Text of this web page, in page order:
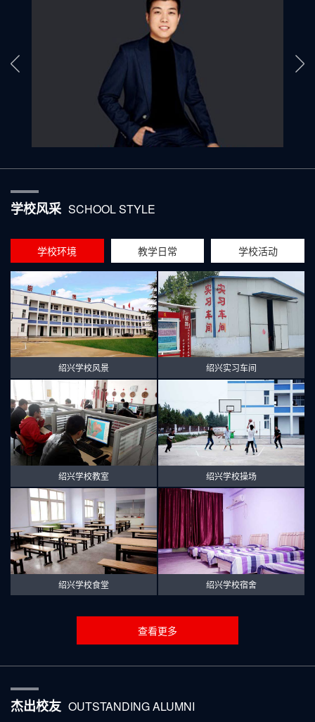
学校风采 SCHOOL STYLE
学校环境 教学日常 学校活动
绍兴学校风景 绍兴实习车间
绍兴学校教室 绍兴学校操场
绍兴学校食堂 绍兴学校宿舍
查看更多
杰出校友 OUTSTANDING ALUMNI